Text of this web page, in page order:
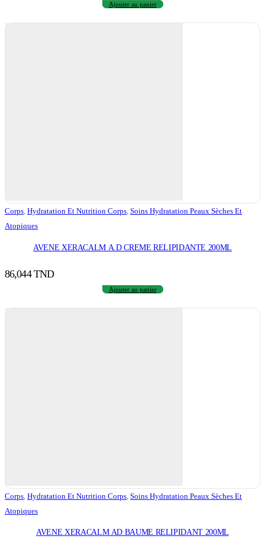
Ajouter au panier
Corps, Hydratation Et Nutrition Corps, Soins Hydratation Peaux Sèches Et
Atopiques
AVENE XERACALM A.D CREME RELIPIDANTE 200ML
86,044TND
Ajouter au panier
Corps Hydratation Et Nutrition Corps Soins Hydratation Peaux Sèches Et
Atopiques
AVENE XERACALM AD BAUME RELIPIDANT 200ML